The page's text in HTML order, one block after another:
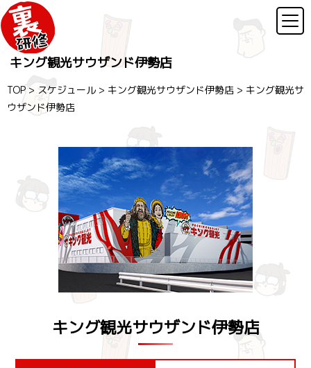
キング観光サウザンド伊勢店
TOP > スケジュール > キング観光サウザンド伊勢店 > キング観光サ
ウザンド伊勢店
キング観光サウザンド伊勢店